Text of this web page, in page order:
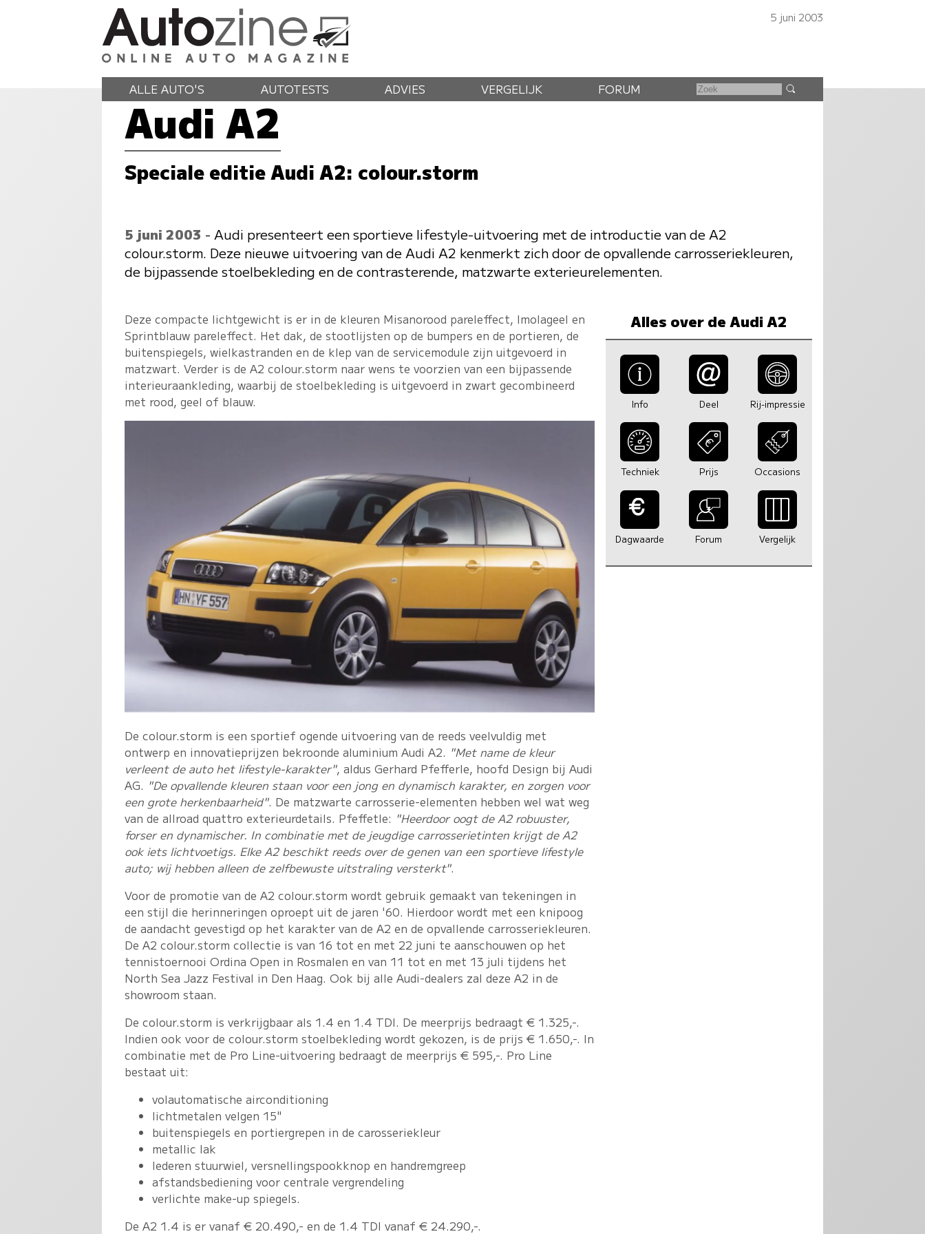
5 juni 2003
ALLE AUTO'S AUTOTESTS ADVIES VERGELIJK FORUM
Audi A2
Speciale editie Audi A2: colour.storm
5 juni 2003 - Audi presenteert een sportieve lifestyle-uitvoering met de introductie van de A2
colour.storm. Deze nieuwe uitvoering van de Audi A2 kenmerkt zich door de opvallende carrosseriekleuren,
de bijpassende stoelbekleding en de contrasterende, matzwarte exterieurelementen.
Deze compacte lichtgewicht is er in de kleuren Misanorood pareleffect, Imolageel en
Sprintblauw pareleffect. Het dak, de stootlijsten op de bumpers en de portieren, de
buitenspiegels, wielkastranden en de klep van de servicemodule zijn uitgevoerd in
matzwart. Verder is de A2 colour.storm naar wens te voorzien van een bijpassende
interieuraankleding, waarbij de stoelbekleding is uitgevoerd in zwart gecombineerd
met rood, geel of blauw.
De colour.storm is een sportief ogende uitvoering van de reeds veelvuldig met
ontwerp en innovatieprijzen bekroonde aluminium Audi A2. "Met name de kleur
verleent de auto het lifestyle-karakter", aldus Gerhard Pfefferle, hoofd Design bij Audi
AG. "De opvallende kleuren staan voor een jong en dynamisch karakter, en zorgen voor
een grote herkenbaarheid". De matzwarte carrosserie-elementen hebben wel wat weg
van de allroad quattro exterieurdetails. Pfeffetle: "Heerdoor oogt de A2 robuuster,
forser en dynamischer. In combinatie met de jeugdige carrosserietinten krijgt de A2
ook iets lichtvoetigs. Elke A2 beschikt reeds over de genen van een sportieve lifestyle
auto; wij hebben alleen de zelfbewuste uitstraling versterkt".
Voor de promotie van de A2 colour.storm wordt gebruik gemaakt van tekeningen in
een stijl die herinneringen oproept uit de jaren '60. Hierdoor wordt met een knipoog
de aandacht gevestigd op het karakter van de A2 en de opvallende carrosseriekleuren.
De A2 colour.storm collectie is van 16 tot en met 22 juni te aanschouwen op het
tennistoernooi Ordina Open in Rosmalen en van 11 tot en met 13 juli tijdens het
North Sea Jazz Festival in Den Haag. Ook bij alle Audi-dealers zal deze A2 in de
showroom staan.
De colour.storm is verkrijgbaar als 1.4 en 1.4 TDI. De meerprijs bedraagt € 1.325,-.
Indien ook voor de colour.storm stoelbekleding wordt gekozen, is de prijs € 1.650,-. In
combinatie met de Pro Line-uitvoering bedraagt de meerprijs € 595,-. Pro Line
bestaat uit:
volautomatische airconditioning
lichtmetalen velgen 15"
buitenspiegels en portiergrepen in de carosseriekleur
metallic lak
lederen stuurwiel, versnellingspookknop en handremgreep
afstandsbediening voor centrale vergrendeling
verlichte make-up spiegels.
De A2 1.4 is er vanaf € 20.490,- en de 1.4 TDI vanaf € 24.290,-.
Alles over de Audi A2
Info Deel Rij-impressie
Techniek Prijs Occasions
Dagwaarde Forum Vergelijk